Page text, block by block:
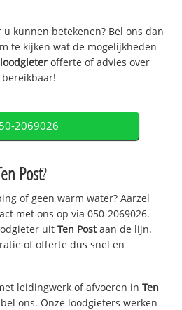
kunnen betekenen? Bel ons dan
te kijken wat de mogelijkheden
loodgieter offerte of advies over
2069026
Post?
of geen warm water? Aarzel
met ons op via 050-2069026.
uitTen Postaan de lijn.
of offerte dus snel en
leidingwerk of afvoeren inTen
ons. Onze loodgieters werken